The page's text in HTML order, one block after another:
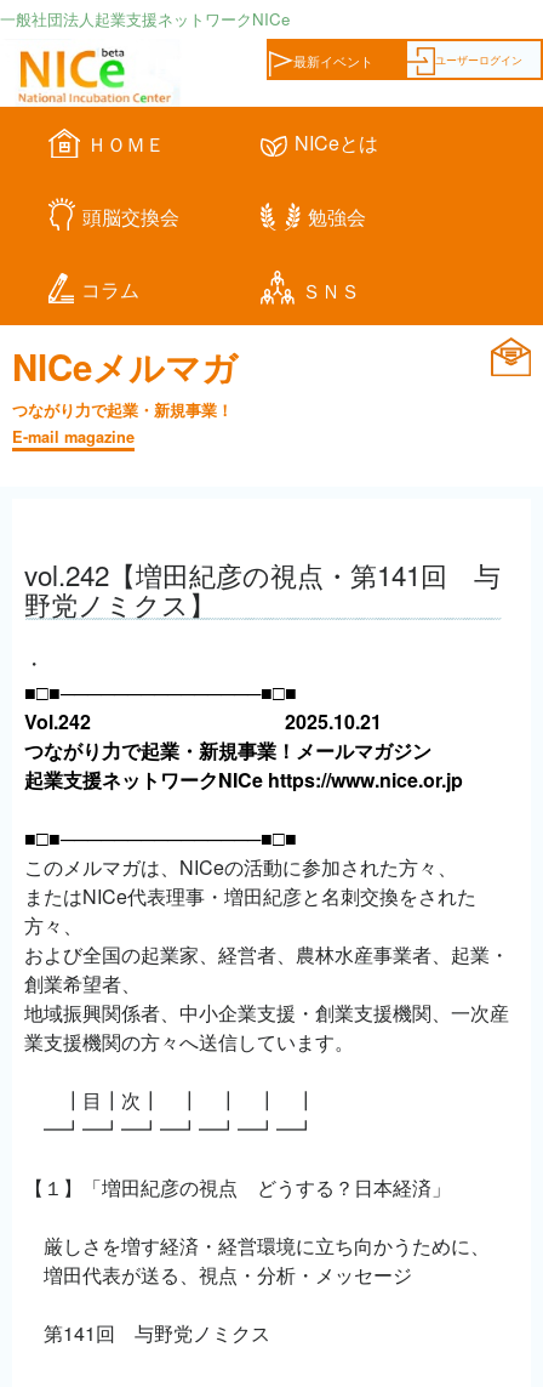
一般社団法人起業支援ネットワークNICe
ユーザーログイン
最新イベント
ＨＯＭＥ NICeとは
頭脳交換会 勉強会
コラム ＳＮＳ
NICeメルマガ
つながり力で起業・新規事業！
E-mail magazine
vol.242【増田紀彦の視点・第141回 与
野党ノミクス】
・
■□■───────────────■□■
Vol.242 2025.10.21
つながり力で起業・新規事業！メールマガジン
起業支援ネットワークNICe https://www.nice.or.jp
■□■───────────────■□■
このメルマガは、NICeの活動に参加された方々、
またはNICe代表理事・増田紀彦と名刺交換をされた
方々、
および全国の起業家、経営者、農林水産事業者、起業・
創業希望者、
地域振興関係者、中小企業支援・創業支援機関、一次産
業支援機関の方々へ送信しています。
┃目┃次┃ ┃ ┃ ┃ ┃
━┛━┛━┛━┛━┛━┛━┛
【１】「増田紀彦の視点 どうする？日本経済」
厳しさを増す経済・経営環境に立ち向かうために、
増田代表が送る、視点・分析・メッセージ
第141回 与野党ノミクス